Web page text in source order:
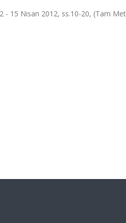
- 15 Nisan 2012, ss.10-20, (Tam